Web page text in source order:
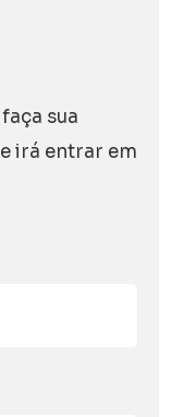
sua
irá entrar em